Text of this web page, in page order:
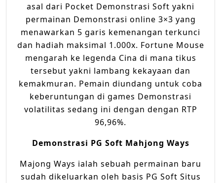
asal dari Pocket Demonstrasi Soft yakni
permainan Demonstrasi online 3×3 yang
menawarkan 5 garis kemenangan terkunci
dan hadiah maksimal 1.000x. Fortune Mouse
mengarah ke legenda Cina di mana tikus
tersebut yakni lambang kekayaan dan
kemakmuran. Pemain diundang untuk coba
keberuntungan di games Demonstrasi
volatilitas sedang ini dengan dengan RTP
96,96%.
Demonstrasi PG Soft Mahjong Ways
Majong Ways ialah sebuah permainan baru
sudah dikeluarkan oleh basis PG Soft Situs